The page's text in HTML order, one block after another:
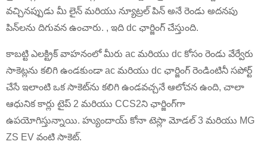
వచ్చినప్పుడు మీ లైన్ మరియు న్యూట్రల్ పిన్ అనే రెండు అదనపు
పిన్‌లను దిగువన ఉంచారు. , ఇది dc ఛార్జింగ్ చేస్తుంది.
కాబట్టి ఎలక్ట్రిక్ వాహనంలో మీరు ac మరియు dc కోసం రెండు వేర్వేరు
సాకెట్లను కలిగి ఉండకుండా ac మరియు dc ఛార్జింగ్ రెండింటినీ సపోర్ట్
చేసే ఇలాంటి ఒక సాకెట్‌ను కలిగి ఉండవచ్చనే ఆలోచన ఉంది, చాలా
ఆధునిక కార్లు టైప్ 2 మరియు CCS2ని ఛార్జింగ్‌గా
ఉపయోగిస్తున్నాయి. హ్యుందాయ్ కోనా టెస్లా మోడల్ 3 మరియు MG
ZS EV వంటి సాకెట్.